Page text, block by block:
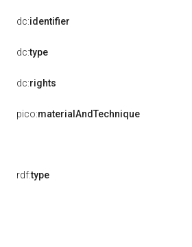
dc:identifier
dc:type
dc:rights
pico:materialAndTechnique
rdf:type